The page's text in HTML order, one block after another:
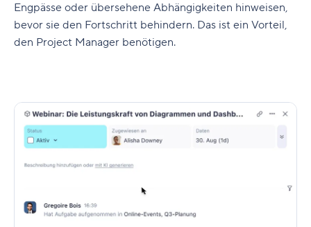
Engpässe oder übersehene Abhängigkeiten hinweisen,
bevor sie den Fortschritt behindern. Das ist ein Vorteil,
den Project Manager benötigen.